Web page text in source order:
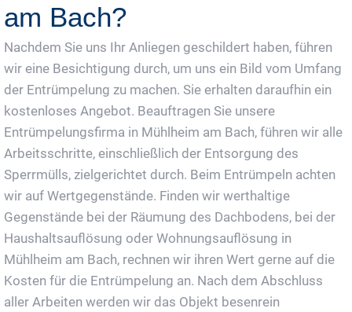
am Bach?
Nachdem Sie uns Ihr Anliegen geschildert haben, führen
wir eine Besichtigung durch, um uns ein Bild vom Umfang
der Entrümpelung zu machen. Sie erhalten daraufhin ein
kostenloses Angebot. Beauftragen Sie unsere
Entrümpelungsfirma in Mühlheim am Bach, führen wir alle
Arbeitsschritte, einschließlich der Entsorgung des
Sperrmülls, zielgerichtet durch. Beim Entrümpeln achten
wir auf Wertgegenstände. Finden wir werthaltige
Gegenstände bei der Räumung des Dachbodens, bei der
Haushaltsauflösung oder Wohnungsauflösung in
Mühlheim am Bach, rechnen wir ihren Wert gerne auf die
Kosten für die Entrümpelung an. Nach dem Abschluss
aller Arbeiten werden wir das Objekt besenrein